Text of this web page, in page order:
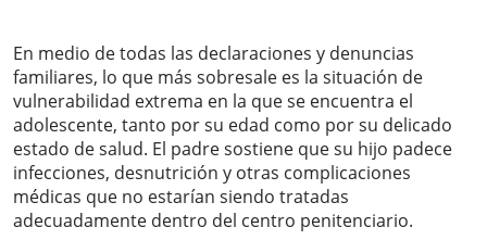
En medio de todas las declaraciones y denuncias
familiares, lo que más sobresale es la situación de
vulnerabilidad extrema en la que se encuentra el
adolescente, tanto por su edad como por su delicado
estado de salud. El padre sostiene que su hijo padece
infecciones, desnutrición y otras complicaciones
médicas que no estarían siendo tratadas
adecuadamente dentro del centro penitenciario.